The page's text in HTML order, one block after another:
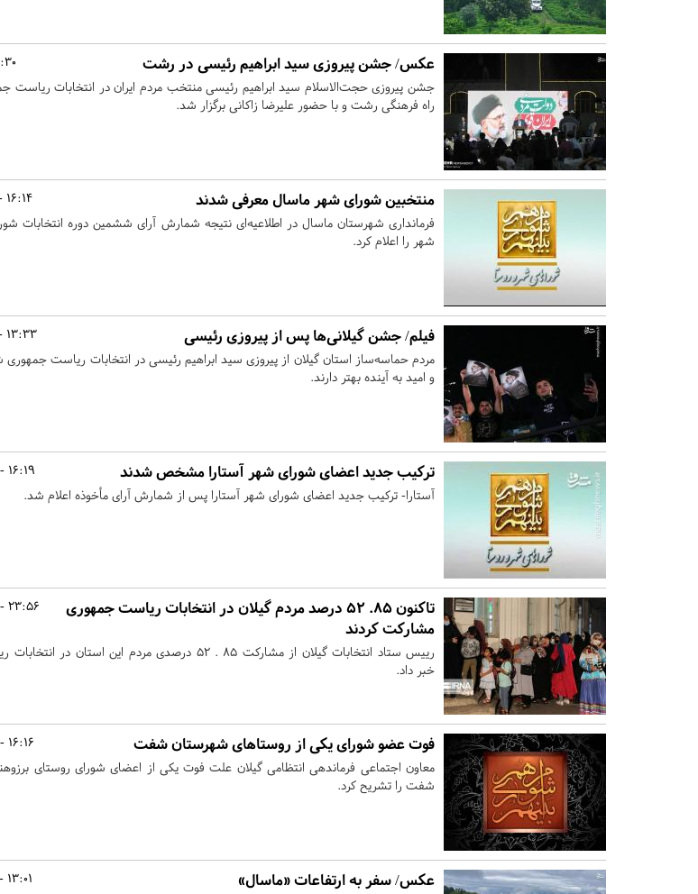
12:30 - 3 عکس/ جشن پیروزی سید ابراهیم رئیسی در رشت
جشن پیروزی حجت‌الاسلام سید ابراهیم رئیسی منتخب مردم ایران در انتخابات ریاست
راه فرهنگی رشت و با حضور علیرضا زاکانی برگزار شد.
16:14 - 30 خرداد 1400 منتخبین شورای شهر ماسال معرفی شدند
فرمانداری شهرستان ماسال در اطلاعیه‌ای نتیجه شمارش آرای ششمین دوره انتخابات
شهر را اعلام کرد.
13:33 - 30 خرداد 1400 فیلم/ جشن گیلانی‌ها پس از پیروزی رئیسی
مردم حماسه‌ساز استان گیلان از پیروزی سید ابراهیم رئیسی در انتخابات ریاست
و امید به آینده بهتر دارند.
16:19 - 29 خرداد 1400 ترکیب جدید اعضای شورای شهر آستارا مشخص شدند
آستارا- ترکیب جدید اعضای شورای شهر آستارا پس از شمارش آرای مأخوذه اعلام شد.
23:56 - 28 خرداد 1400
تاکنون ۸۵. ۵۲ درصد مردم گیلان در انتخابات ریاست جمهوری
مشارکت کردند
رییس ستاد انتخابات گیلان از مشارکت ۸۵ . ۵۲ درصدی مردم این استان
خبر داد.
16:16 - 28 خرداد 1400 فوت عضو شورای یکی از روستاهای شهرستان شفت
معاون اجتماعی فرماندهی انتظامی گیلان علت فوت یکی از اعضای شورای روستای
شفت را تشریح کرد.
13:01 - 22 خرداد 1400 عکس/ سفر به ارتفاعات «ماسال»